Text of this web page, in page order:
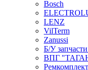
Bosch
LENZ
VilTerm
Zanussi
Б/У
ВПГ